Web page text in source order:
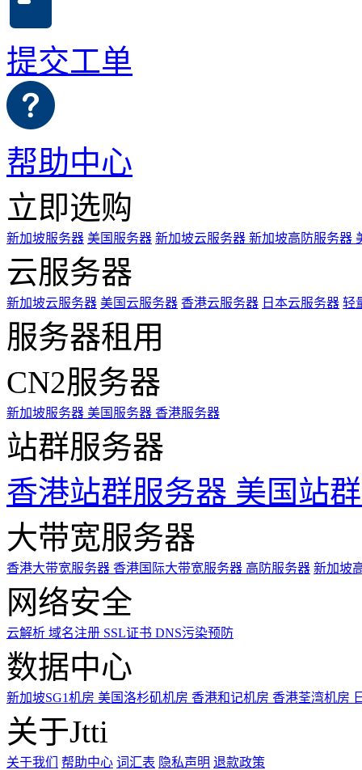
提交工单
帮助中心
立即选购
新加坡服务器 美国服务器 新加坡云服务器 新加坡高防服务器
云服务器
新加坡云服务器 美国云服务器 香港云服务器 日本云服务器 轻
服务器租用
CN2服务器
新加坡服务器 美国服务器 香港服务器
站群服务器
香港站群服务器 美国站
大带宽服务器
香港大带宽服务器 香港国际大带宽服务器 高防服务器 新加坡
网络安全
云解析 域名注册 SSL证书 DNS污染预防
数据中心
新加坡SG1机房 美国洛杉矶机房 香港和记机房 香港荃湾机房
关于Jtti
关于我们 帮助中心 词汇表 隐私声明 退款政策